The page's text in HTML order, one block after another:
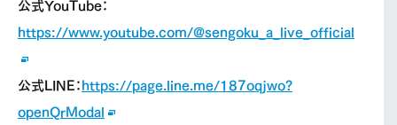
公式YouTube：
https://www.youtube.com/@sengoku_a_live_official
公式LINE：https://page.line.me/187oqjwo?
openQrModal